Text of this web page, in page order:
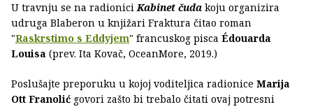
U travnju se na radioniciKabinet čuda koju organizira
udruga Blaberon u knjižari Fraktura čitao roman
"Raskrstimo s Eddyjem" francuskog pisca Édouarda
Louisa (prev. Ita Kovač, OceanMore, 2019.)
Poslušajte preporuku u kojoj voditeljica radionice Marija
Ott Franolić govori zašto bi trebalo čitati ovaj potresni